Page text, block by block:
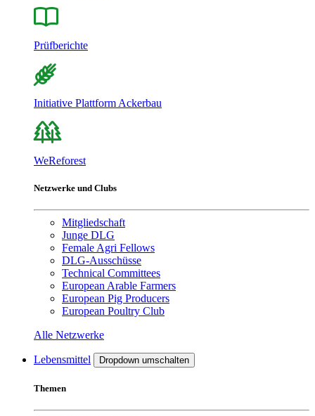
Prüfberichte
Initiative Plattform Ackerbau
WeReforest
Netzwerke und Clubs
Mitgliedschaft
Junge DLG
Female Agri Fellows
DLG-Ausschüsse
Technical Committees
European Arable Farmers
European Pig Producers
European Poultry Club
Alle Netzwerke
Lebensmittel Dropdown umschalten
Themen